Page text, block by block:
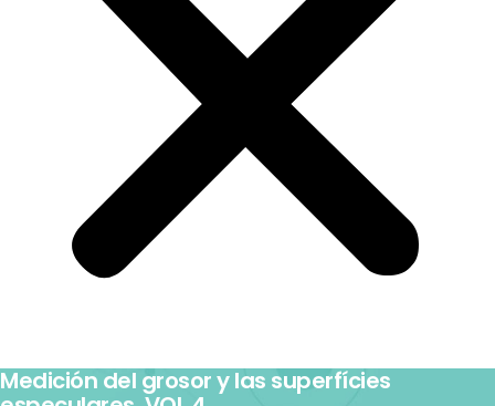
Medición del grosor y las superfícies